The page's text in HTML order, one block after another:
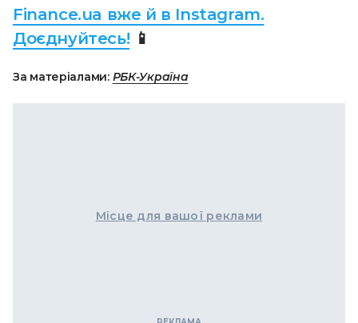
Finance.ua вже й в Instagram.
Доєднуйтесь! 📱
За матеріалами: РБК-Україна
Місце для вашої реклами